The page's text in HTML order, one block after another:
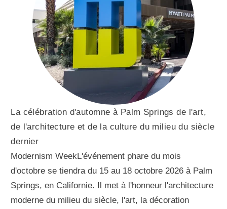
La célébration d'automne à Palm Springs de l'art,
de l'architecture et de la culture du milieu du siècle
dernier
Modernism WeekL'événement phare du mois
d'octobre se tiendra du 15 au 18 octobre 2026 à Palm
Springs, en Californie. Il met à l'honneur l'architecture
moderne du milieu du siècle, l'art, la décoration